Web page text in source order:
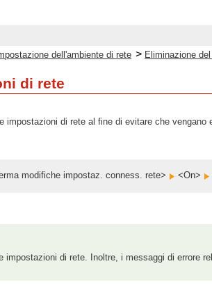
dell'ambiente di rete > Eliminazione
di rete
di rete al fine di evitare che
modifiche impostaz. conness. rete> <On>
di rete. Inoltre, i messaggi di errore